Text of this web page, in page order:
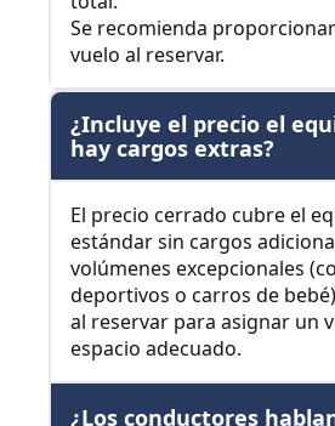
Se recomienda
vuelo al reservar.
¿Incluye el precio el
hay cargos extras?
El precio cerrado cubre el
estándar sin cargos
volúmenes excepcionales
deportivos o carros de
al reservar para asignar un
espacio adecuado.
¿Los conductores